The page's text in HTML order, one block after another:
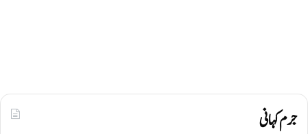
جرم کہانی